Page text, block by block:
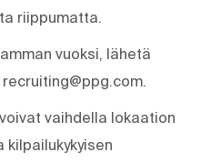
riippumatta.
vuoksi, lähetä
vaihdella lokaation
kilpailukykyisen